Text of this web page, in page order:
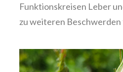
Funktionskreisen Leber
zu weiteren Beschwerden